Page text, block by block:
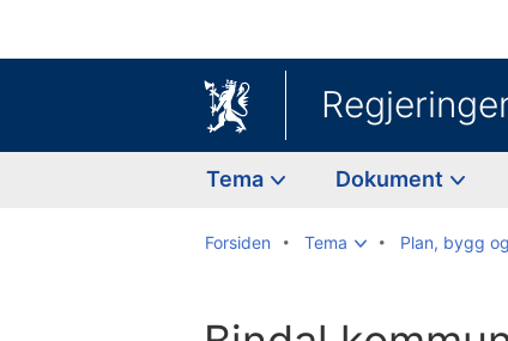
Tema Dokument
Forsiden Tema Plan, bygg